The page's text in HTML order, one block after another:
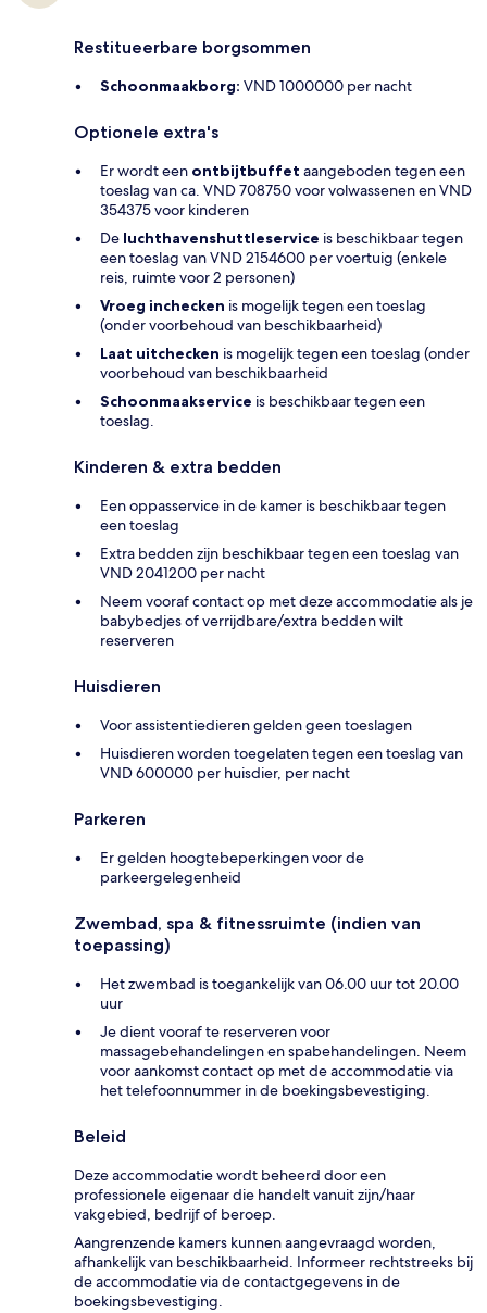
Restitueerbare borgsommen
Schoonmaakborg: VND 1000000 per nacht
Optionele extra's
Er wordt een ontbijtbuffet aangeboden tegen een
toeslag van ca. VND 708750 voor volwassenen en VND
354375 voor kinderen
De luchthavenshuttleservice is beschikbaar tegen
een toeslag van VND 2154600 per voertuig (enkele
reis, ruimte voor 2 personen)
Vroeg inchecken is mogelijk tegen een toeslag
(onder voorbehoud van beschikbaarheid)
Laat uitchecken is mogelijk tegen een toeslag (onder
voorbehoud van beschikbaarheid
Schoonmaakservice is beschikbaar tegen een
toeslag.
Kinderen & extra bedden
Een oppasservice in de kamer is beschikbaar tegen
een toeslag
Extra bedden zijn beschikbaar tegen een toeslag van
VND 2041200 per nacht
Neem vooraf contact op met deze accommodatie als je
babybedjes of verrijdbare/extra bedden wilt
reserveren
Huisdieren
Voor assistentiedieren gelden geen toeslagen
Huisdieren worden toegelaten tegen een toeslag van
VND 600000 per huisdier, per nacht
Parkeren
Er gelden hoogtebeperkingen voor de
parkeergelegenheid
Zwembad, spa & fitnessruimte (indien van
toepassing)
Het zwembad is toegankelijk van 06.00 uur tot 20.00
uur
Je dient vooraf te reserveren voor
massagebehandelingen en spabehandelingen. Neem
voor aankomst contact op met de accommodatie via
het telefoonnummer in de boekingsbevestiging.
Beleid
Deze accommodatie wordt beheerd door een
professionele eigenaar die handelt vanuit zijn/haar
vakgebied, bedrijf of beroep.
Aangrenzende kamers kunnen aangevraagd worden,
afhankelijk van beschikbaarheid. Informeer rechtstreeks bij
de accommodatie via de contactgegevens in de
boekingsbevestiging.